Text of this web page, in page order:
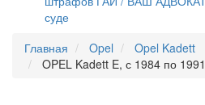
суде
Главная
Opel
Opel Kadett
OPEL Kadett E, с 1984 по